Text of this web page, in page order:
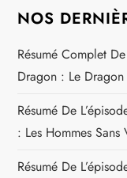
NOS
Résumé Complet
Dragon : Le
Résumé De
: Les Hommes
Résumé De